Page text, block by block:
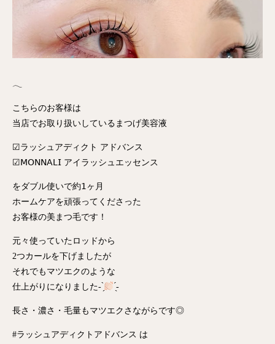
𓂃
こちらのお客様は
当店でお取り扱いしているまつげ美容液
︎︎︎︎︎︎☑︎ラッシュアディクト アドバンス
︎︎︎︎︎︎☑︎𝖬𝖮𝖭𝖭𝖠𝖫𝖨 アイラッシュエッセンス
をダブル使いで約𝟣ヶ月
ホームケアを頑張ってくださった
お客様の美まつ毛です！
元々使っていたロッドから
2つカールを下げましたが
それでもマツエクのような
仕上がりになりました- ̗̀
̖́‐
長さ・濃さ・毛量もマツエクさながらです◎
#ラッシュアディクトアドバンス は